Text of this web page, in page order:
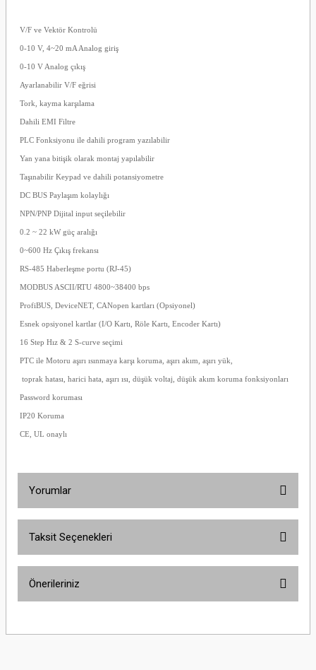
V/F ve Vektör Kontrolü
0-10 V, 4~20 mA Analog giriş
0-10 V Analog çıkış
Ayarlanabilir V/F eğrisi
Tork, kayma karşılama
Dahili EMI Filtre
PLC Fonksiyonu ile dahili program yazılabilir
Yan yana bitişik olarak montaj yapılabilir
Taşınabilir Keypad ve dahili potansiyometre
DC BUS Paylaşım kolaylığı
NPN/PNP Dijital input seçilebilir
0.2 ~ 22 kW güç aralığı
0~600 Hz Çıkış frekansı
RS-485 Haberleşme portu (RJ-45)
MODBUS ASCII/RTU 4800~38400 bps
ProfiBUS, DeviceNET, CANopen kartları (Opsiyonel)
Esnek opsiyonel kartlar (I/O Kartı, Röle Kartı, Encoder Kartı)
16 Step Hız & 2 S-curve seçimi
PTC ile Motoru aşırı ısınmaya karşı koruma, aşırı akım, aşırı yük,
toprak hatası, harici hata, aşırı ısı, düşük voltaj, düşük akım koruma fonksiyonları
Password koruması
IP20 Koruma
CE, UL onaylı
Yorumlar
Taksit Seçenekleri
Önerileriniz
yetersiz gördüğünüz noktaları öneri formunu kullanarak tarafımıza